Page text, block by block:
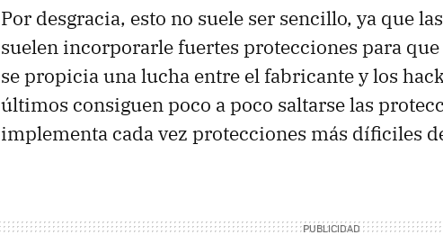
Por desgracia, esto no suele ser sencillo, ya que
suelen incorporarle fuertes protecciones para que
se propicia una lucha entre el fabricante y los
últimos consiguen poco a poco saltarse las
implementa cada vez protecciones más díficiles